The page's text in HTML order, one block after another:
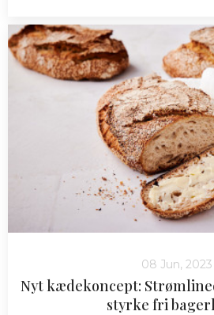
08 Jun, 2023
Nyt kædekoncept:
styrke fri